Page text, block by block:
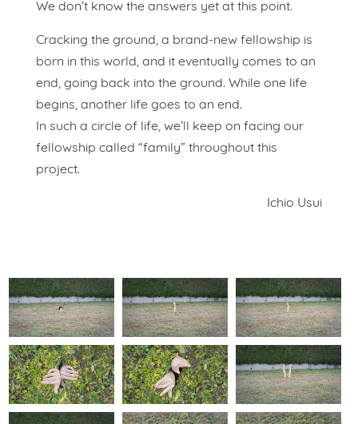
We don’t know the answers yet at this point.
Cracking the ground, a brand-new fellowship is
born in this world, and it eventually comes to an
end, going back into the ground. While one life
begins, another life goes to an end.
In such a circle of life, we’ll keep on facing our
fellowship called “family” throughout this
project.
Ichio Usui